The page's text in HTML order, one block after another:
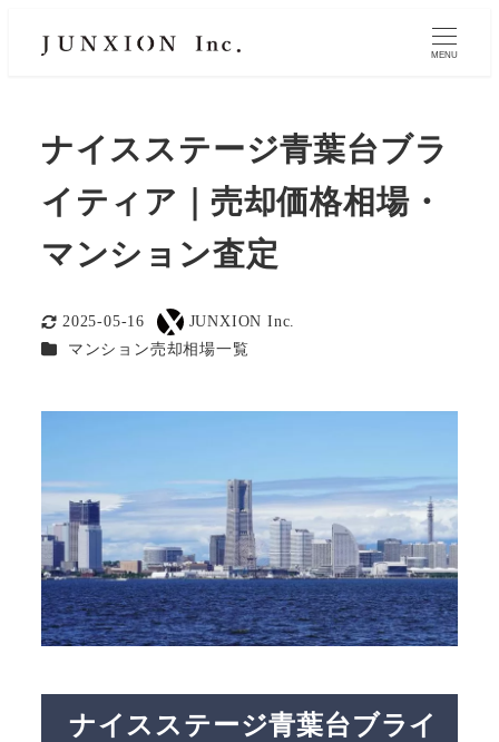
MENU
ナイスステージ青葉台ブラ
イティア｜売却価格相場・
マンション査定
更新日
2025-05-16
著
者
JUNXION Inc.
カテゴリー
マンション売却相場一覧
ナイスステージ青葉台ブライ